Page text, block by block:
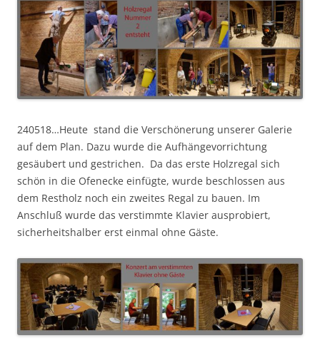
240518…Heute stand die Verschönerung unserer Galerie
auf dem Plan. Dazu wurde die Aufhängevorrichtung
gesäubert und gestrichen. Da das erste Holzregal sich
schön in die Ofenecke einfügte, wurde beschlossen aus
dem Restholz noch ein zweites Regal zu bauen. Im
Anschluß wurde das verstimmte Klavier ausprobiert,
sicherheitshalber erst einmal ohne Gäste.